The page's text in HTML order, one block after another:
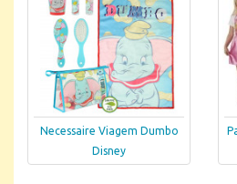
Necessaire Viagem Dumbo
Disney